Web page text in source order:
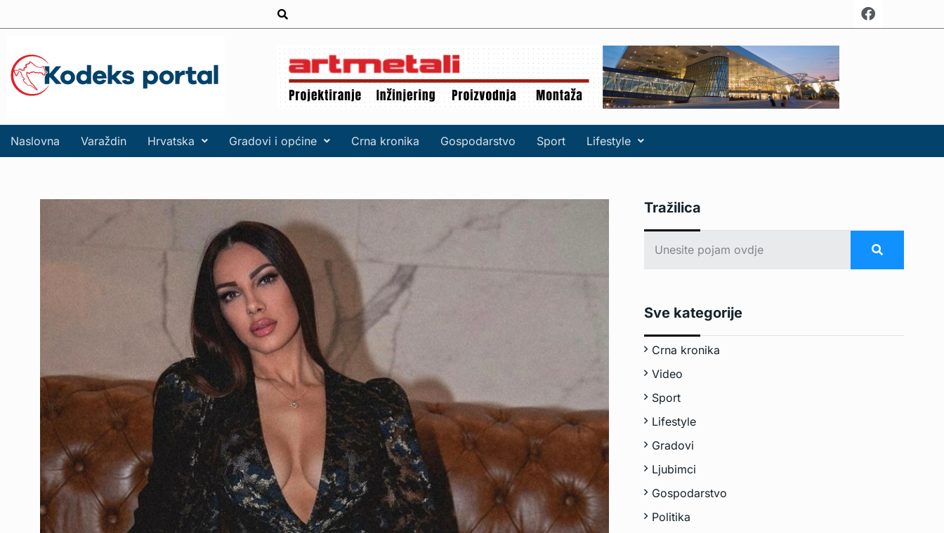
Naslovna Varaždin Hrvatska Gradovi i općine Crna kronika Gospodarstvo Sport Lifestyle
Tražilica
Sve kategorije
Crna kronika
Video
Sport
Lifestyle
Gradovi
Ljubimci
Gospodarstvo
Politika